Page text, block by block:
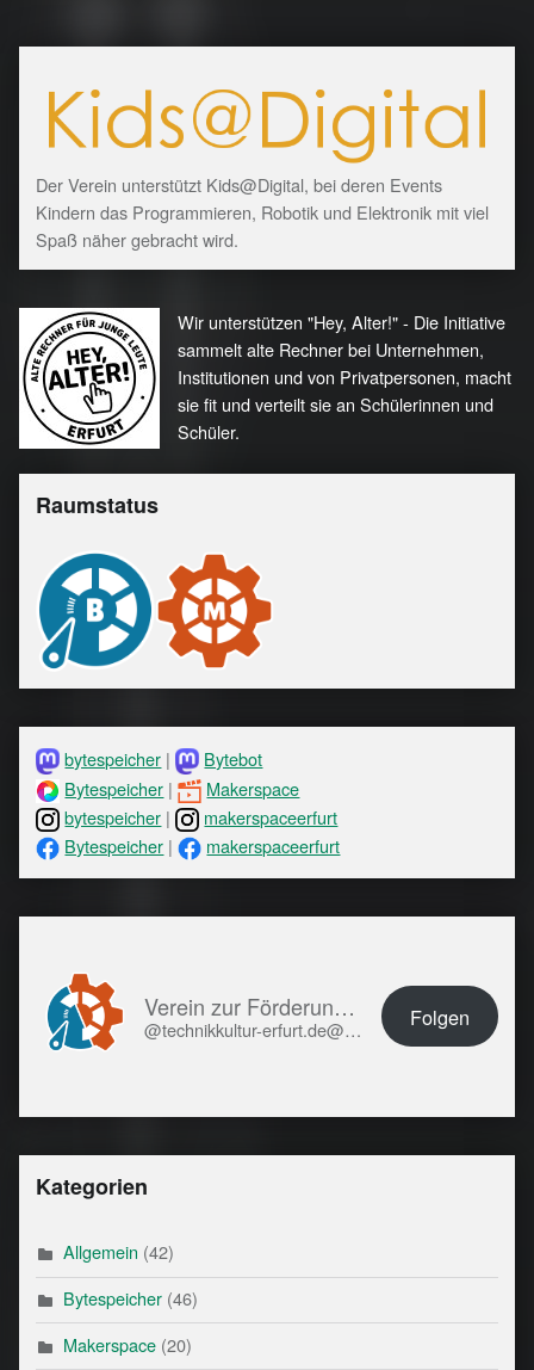
Der Verein unterstützt Kids@Digital, bei deren Events
Kindern das Programmieren, Robotik und Elektronik mit viel
Spaß näher gebracht wird.
Wir unterstützen "Hey, Alter!" - Die Initiative
sammelt alte Rechner bei Unternehmen,
Institutionen und von Privatpersonen, macht
sie fit und verteilt sie an Schülerinnen und
Schüler.
Raumstatus
bytespeicher |
Bytebot
Bytespeicher |
Makerspace
bytespeicher |
makerspaceerfurt
Bytespeicher | makerspaceerfurt
Verein zur Förderung von Technikkultur in Erfurt e.V.
@technikkultur-erfurt.de@technikkultur-erfurt.de Folgen
Kategorien
Allgemein (42)
Bytespeicher(46)
Makerspace(20)